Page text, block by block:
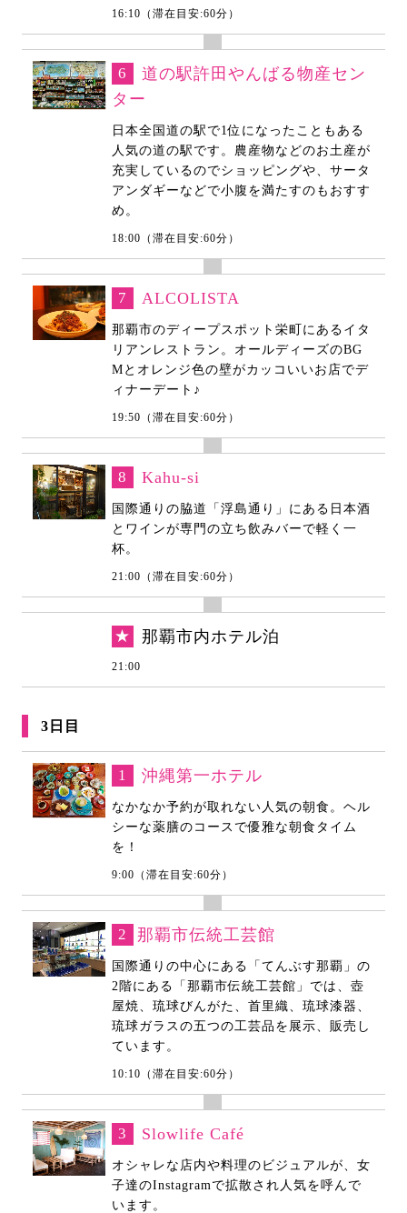
16:10（滞在目安:60分）
6
道の駅許田やんばる物産セン
ター
日本全国道の駅で1位になったこともある
人気の道の駅です。農産物などのお土産が
充実しているのでショッピングや、サータ
アンダギーなどで小腹を満たすのもおすす
め。
18:00（滞在目安:60分）
7 ALCOLISTA
那覇市のディープスポット栄町にあるイタ
リアンレストラン。オールディーズのBG
Mとオレンジ色の壁がカッコいいお店でデ
ィナーデート♪
19:50（滞在目安:60分）
8 Kahu-si
国際通りの脇道「浮島通り」にある日本酒
とワインが専門の立ち飲みバーで軽く一
杯。
21:00（滞在目安:60分）
★ 那覇市内ホテル泊
21:00
3日目
1 沖縄第一ホテル
なかなか予約が取れない人気の朝食。ヘル
シーな薬膳のコースで優雅な朝食タイム
を！
9:00（滞在目安:60分）
2 那覇市伝統工芸館
国際通りの中心にある「てんぶす那覇」の
2階にある「那覇市伝統工芸館」では、壺
屋焼、琉球びんがた、首里織、琉球漆器、
琉球ガラスの五つの工芸品を展示、販売し
ています。
10:10（滞在目安:60分）
3 Slowlife Café
オシャレな店内や料理のビジュアルが、女
子達のInstagramで拡散され人気を呼んで
います。